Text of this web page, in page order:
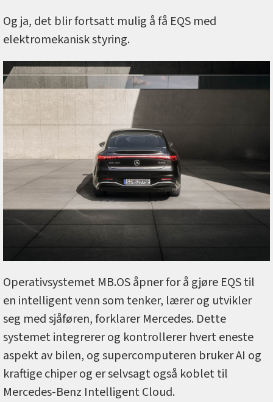
Og ja, det blir fortsatt mulig å få EQS med
elektromekanisk styring.
Operativsystemet MB.OS åpner for å gjøre EQS til
en intelligent venn som tenker, lærer og utvikler
seg med sjåføren, forklarer Mercedes. Dette
systemet integrerer og kontrollerer hvert eneste
aspekt av bilen, og supercomputeren bruker AI og
kraftige chiper og er selvsagt også koblet til
Mercedes-Benz Intelligent Cloud.